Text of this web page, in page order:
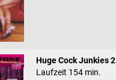
Huge Cock Junkies 2
Laufzeit 154 min.